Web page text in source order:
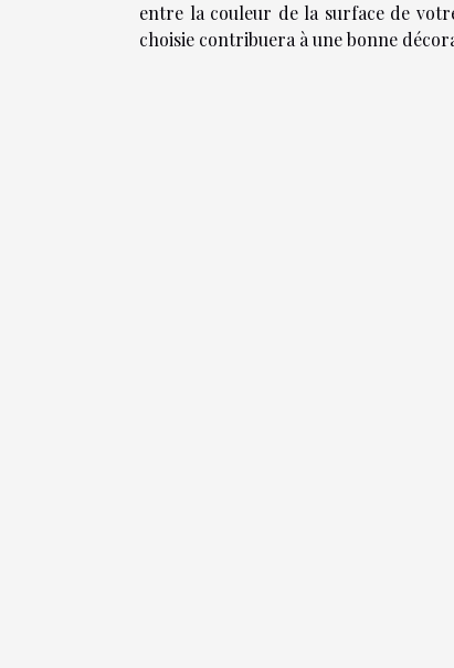
entre la couleur de la surface de
choisie contribuera à une bonne